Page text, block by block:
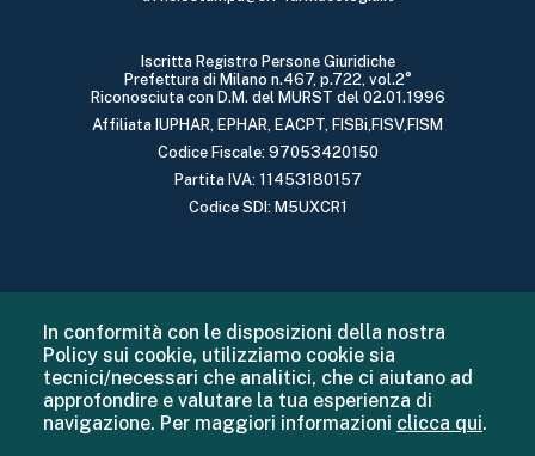
Iscritta Registro Persone Giuridiche
Prefettura di Milano n.467, p.722, vol.2°
Riconosciuta con D.M. del MURST del 02.01.1996
Affiliata IUPHAR, EPHAR, EACPT, FISBi,FISV,FISM
Codice Fiscale: 97053420150
Partita IVA: 11453180157
Codice SDI: M5UXCR1
In conformità con le disposizioni della nostra
Policy sui cookie, utilizziamo cookie sia
tecnici/necessari che analitici, che ci aiutano ad
approfondire e valutare la tua esperienza di
navigazione. Per maggiori informazioni clicca qui.